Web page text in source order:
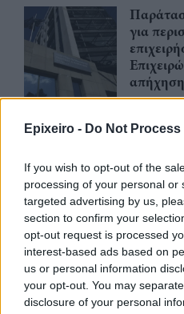
Epixeiro - Do Not
If you wish to opt-out of the
processing of your personal or
targeted advertising by us,
section to confirm your
opt-out request is processed
interest-based ads based on
us or personal information
your opt-out. You may
disclosure of your personal
για
10/08/26|
Trade
τίμημα
07/08/26
μέχρι
07/08/26|